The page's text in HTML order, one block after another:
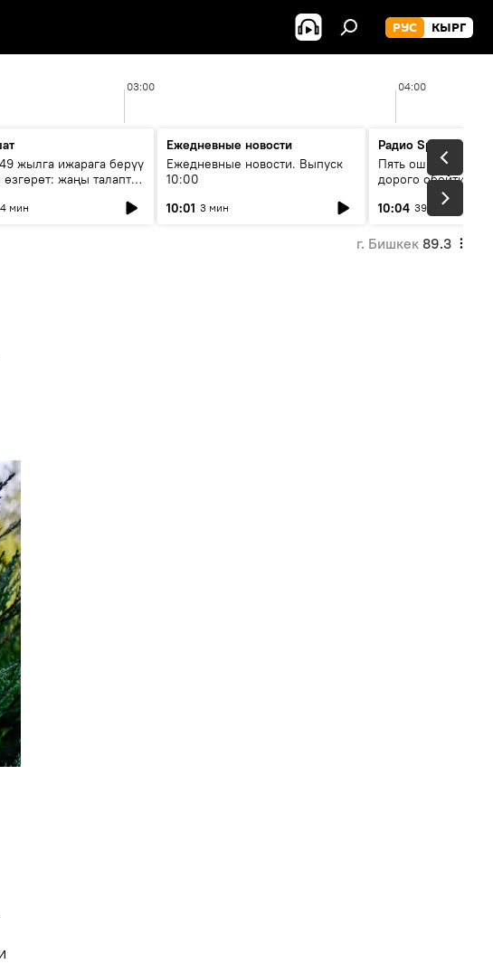
РУС КЫРГ
03:00 04:00
жылга ижарага берүү
өзгөрөт: жаңы талаптар
мин
Ежедневные новости
Ежедневные новости. Выпуск
10:00
10:01 3 мин
Радио Sputnik
Пять ошибок
дорого обойтись
10:04 39 мин
г. Бишкек 89.3